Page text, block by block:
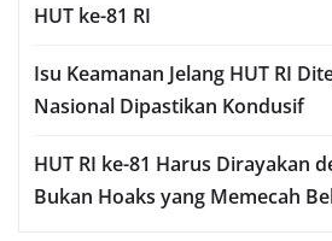
HUT ke-81 RI
Isu Keamanan Jelang HUT RI
Nasional Dipastikan Kondusif
HUT RI ke-81 Harus Dirayakan
Bukan Hoaks yang Memecah